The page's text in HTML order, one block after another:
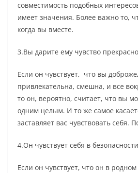
совместимость подобных
имеет значения. Более важно то,
когда вы вместе.
3.Вы дарите ему чувство
Если он чувствует, что вы
привлекательна, смешна, и все
то он, вероятно, считает, что вы
одним целым. И то же самое
заставляет вас чувствовать себя.
4.Он чувствует себя в безопасности
Если он чувствует, что он в